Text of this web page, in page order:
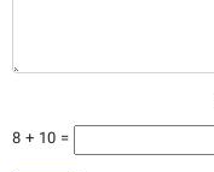
8 + 10 =